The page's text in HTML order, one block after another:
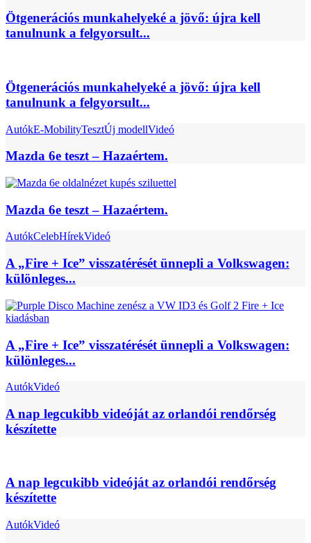
Ötgenerációs munkahelyeké a jövő: újra kell
tanulnunk a felgyorsult...
Ötgenerációs munkahelyeké a jövő: újra kell
tanulnunk a felgyorsult...
AutókE-MobilityTesztÚj modellVideó
Mazda 6e teszt – Hazaértem.
Mazda 6e teszt – Hazaértem.
AutókCelebHírekVideó
A „Fire + Ice” visszatérését ünnepli a Volkswagen:
különleges...
A „Fire + Ice” visszatérését ünnepli a Volkswagen:
különleges...
AutókVideó
A nap legcukibb videóját az orlandói rendőrség
készítette
A nap legcukibb videóját az orlandói rendőrség
készítette
AutókVideó